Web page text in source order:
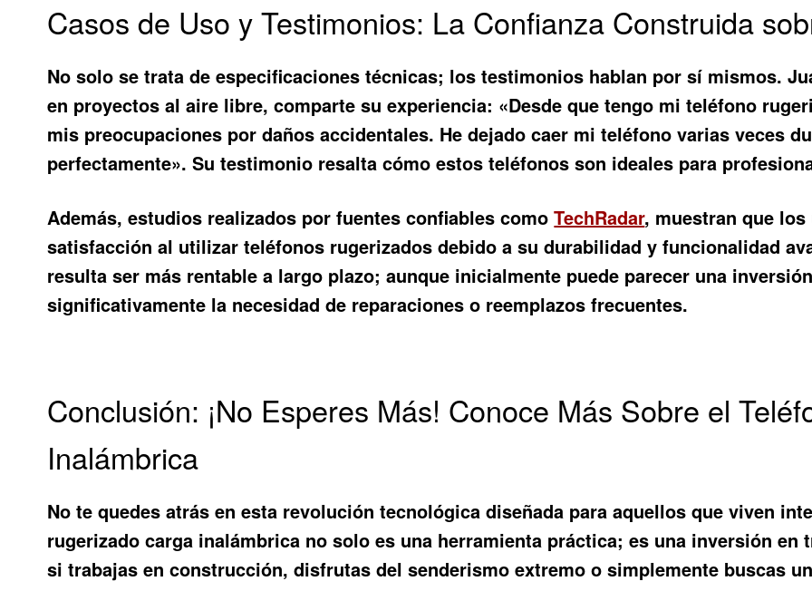
Casos de Uso y Testimonios: La Confianza Construida
No solo se trata de especificaciones técnicas; los testimonios hablan por sí mismos.
en proyectos al aire libre, comparte su experiencia: «Desde que tengo miteléfono
mis preocupaciones por daños accidentales. He dejado caer mi teléfono varias veces
perfectamente». Su testimonio resalta cómo estos teléfonos son ideales para
Además, estudios realizados por fuentes confiables comoTechRadar, muestran que
satisfacción al utilizar teléfonos rugerizados debido a su durabilidad y funcionalidad
resulta ser más rentable a largo plazo; aunque inicialmente puede parecer una
significativamente la necesidad de reparaciones o reemplazos frecuentes.
Conclusión: ¡No Esperes Más! Conoce Más Sobre el
Inalámbrica
No te quedes atrás en esta revolución tecnológica diseñada para aquellos que viven
rugerizado carga inalámbrica no solo es una herramienta práctica; es una inversión en
si trabajas en construcción, disfrutas del senderismo extremo o simplemente buscas